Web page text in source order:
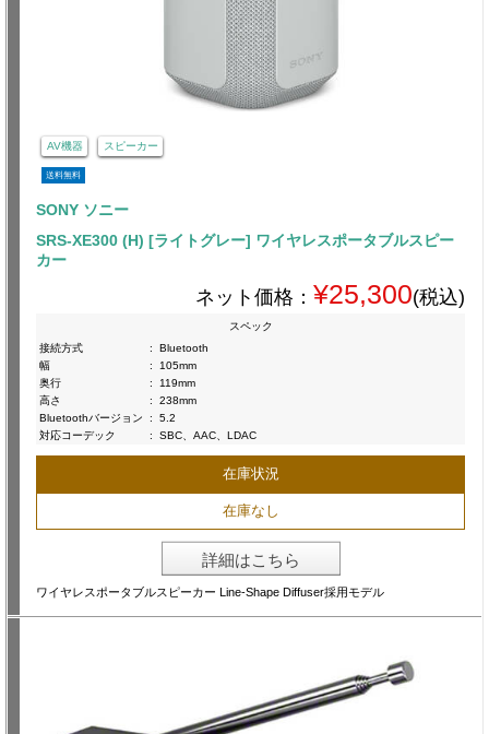
AV機器 スピーカー
送料無料
SONY ソニー
SRS-XE300 (H) [ライトグレー] ワイヤレスポータブルスピー
カー
ネット価格： ¥25,300(税込)
スペック
接続方式
:
Bluetooth
幅
:
105mm
奥行
:
119mm
高さ
:
238mm
Bluetoothバージョン
:
5.2
対応コーデック
: SBC、AAC、LDAC
在庫状況
在庫なし
詳細はこちら
ワイヤレスポータブルスピーカー Line-Shape Diffuser採用モデル